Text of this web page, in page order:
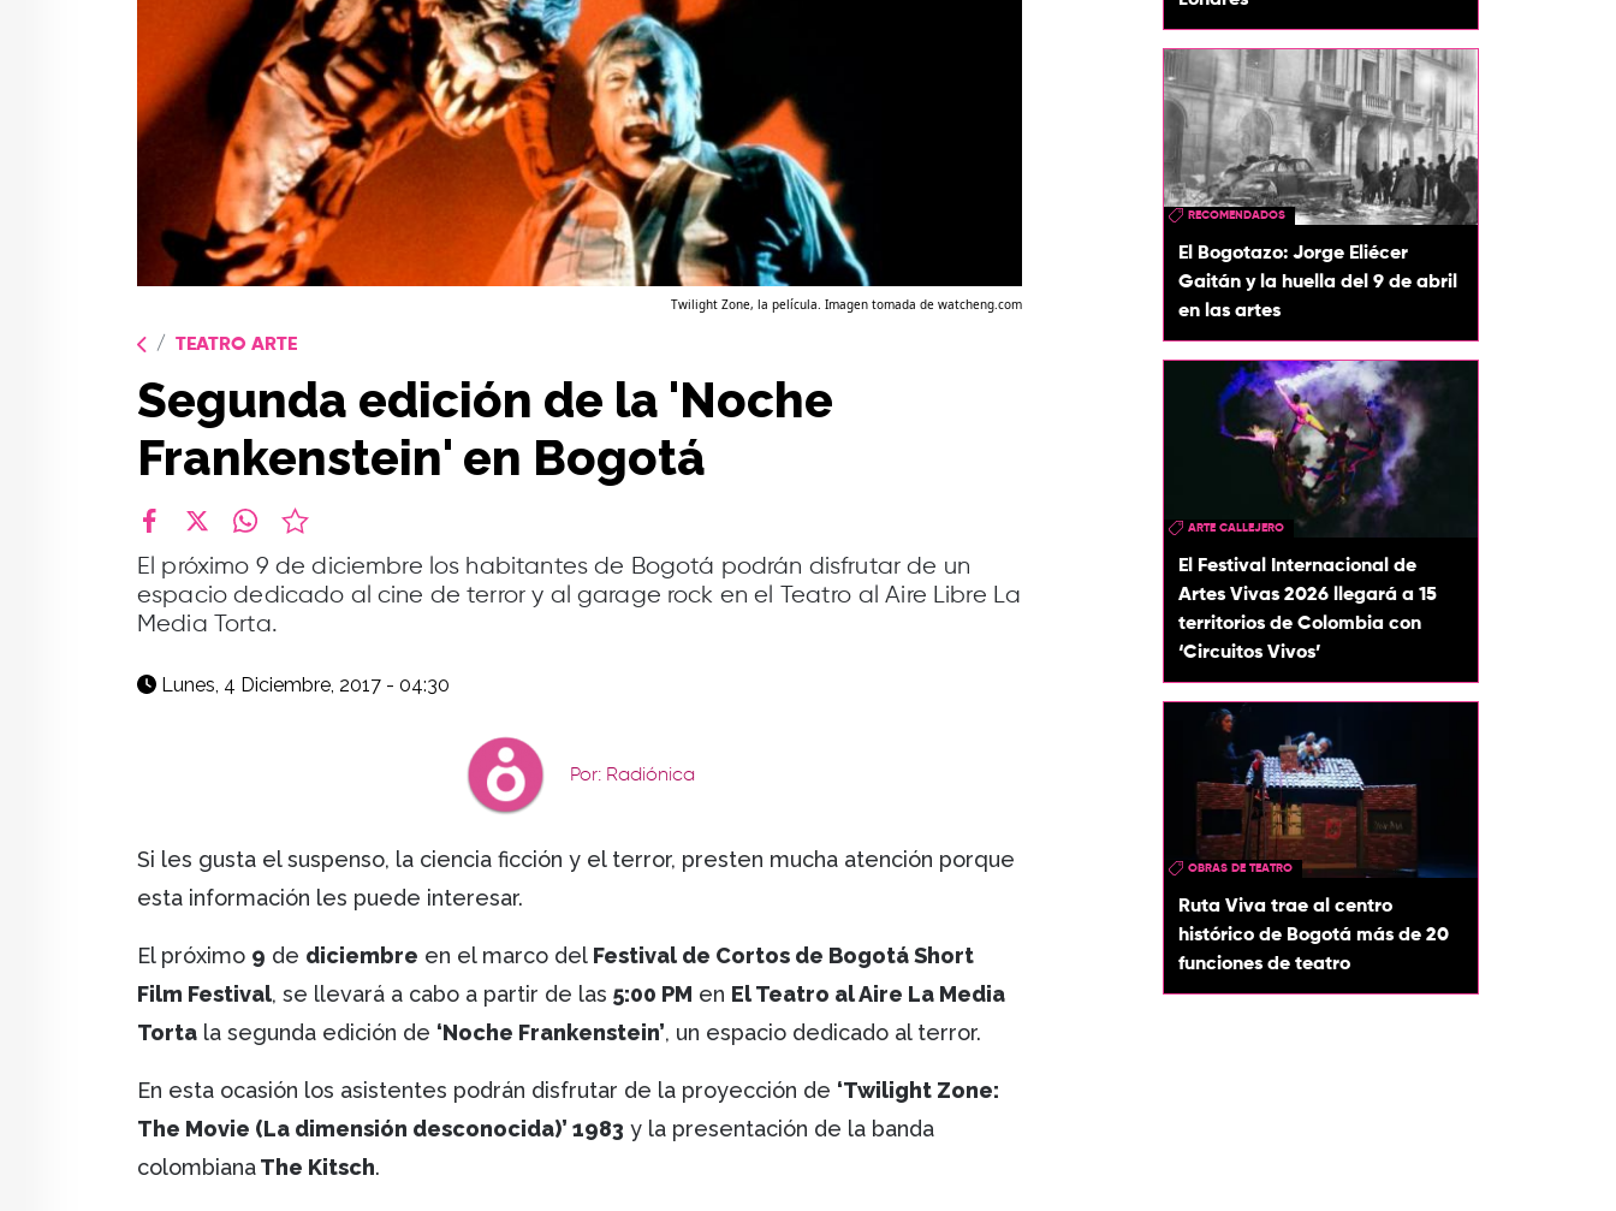
Twilight Zone, la película. Imagen tomada de watcheng.com
TEATRO ARTE
Segunda edición de la 'Noche
Frankenstein' en Bogotá
El próximo 9 de diciembre los habitantes de Bogotá podrán disfrutar de un
espacio dedicado al cine de terror y al garage rock en el Teatro al Aire Libre La
Media Torta.
Lunes, 4 Diciembre, 2017 - 04:30
Por: Radiónica
Si les gusta el suspenso, la ciencia ficción y el terror, presten mucha atención porque
esta información les puede interesar.
El próximo 9 de diciembre en el marco del Festival de Cortos de Bogotá Short
Film Festival, se llevará a cabo a partir de las 5:00 PM en El Teatro al Aire La Media
Torta la segunda edición de ‘Noche Frankenstein’, un espacio dedicado al terror.
En esta ocasión los asistentes podrán disfrutar de la proyección de ‘Twilight Zone:
The Movie (La dimensión desconocida)’ 1983 y la presentación de la banda
colombianaThe Kitsch.
RECOMENDADOS
El Bogotazo: Jorge Eliécer
Gaitán y la huella del 9 de abril
en las artes
ARTE CALLEJERO
El Festival Internacional de
Artes Vivas 2026 llegará a 15
territorios de Colombia con
‘Circuitos Vivos’
OBRAS DE TEATRO
Ruta Viva trae al centro
histórico de Bogotá más de 20
funciones de teatro